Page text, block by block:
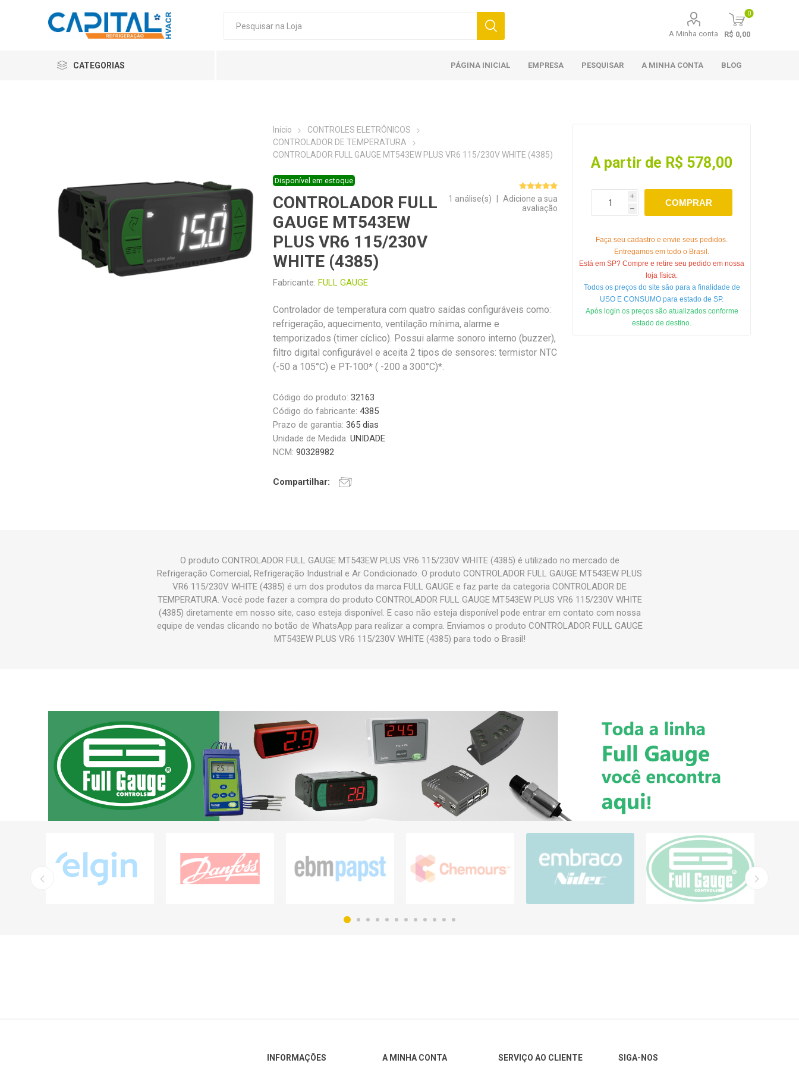
A Minha conta
0
R$ 0,00
CATEGORIAS PÁGINA INICIAL EMPRESA PESQUISAR A MINHA CONTA BLOG
Início
CONTROLES ELETRÔNICOS
CONTROLADOR DE TEMPERATURA
CONTROLADOR FULL GAUGE MT543EW PLUS VR6 115/230V WHITE (4385)
Disponível em estoque
CONTROLADOR FULL
GAUGE MT543EW
PLUS VR6 115/230V
WHITE (4385)
Fabricante: FULL GAUGE
1 análise(s)
Adicione a sua
avaliação
Controlador de temperatura com quatro saídas configuráveis como:
refrigeração, aquecimento, ventilação mínima, alarme e
temporizados (timer cíclico). Possui alarme sonoro interno (buzzer),
filtro digital configurável e aceita 2 tipos de sensores: termistor NTC
(-50 a 105°C) e PT-100* ( -200 a 300°C)*.
Código do produto: 32163
Código do fabricante: 4385
Prazo de garantia:365 dias
Unidade de Medida:UNIDADE
NCM:90328982
Compartilhar:
A partir de R$ 578,00
i
h
COMPRAR
Faça seu cadastro e envie seus pedidos.
Entregamos em todo o Brasil.
Está em SP? Compre e retire seu pedido em nossa
loja física.
Todos os preços do site são para a finalidade de
USO E CONSUMO para estado de SP.
Após login os preços são atualizados conforme
estado de destino.
O produto CONTROLADOR FULL GAUGE MT543EW PLUS VR6 115/230V WHITE (4385) é utilizado no mercado de
Refrigeração Comercial, Refrigeração Industrial e Ar Condicionado. O produto CONTROLADOR FULL GAUGE MT543EW PLUS
VR6 115/230V WHITE (4385) é um dos produtos da marca FULL GAUGE e faz parte da categoria CONTROLADOR DE
TEMPERATURA. Você pode fazer a compra do produto CONTROLADOR FULL GAUGE MT543EW PLUS VR6 115/230V WHITE
(4385) diretamente em nosso site, caso esteja disponível. E caso não esteja disponível pode entrar em contato com nossa
equipe de vendas clicando no botão de WhatsApp para realizar a compra. Enviamos o produto CONTROLADOR FULL GAUGE
MT543EW PLUS VR6 115/230V WHITE (4385) para todo o Brasil!
INFORMAÇÕES A MINHA CONTA SERVIÇO AO CLIENTE SIGA-NOS